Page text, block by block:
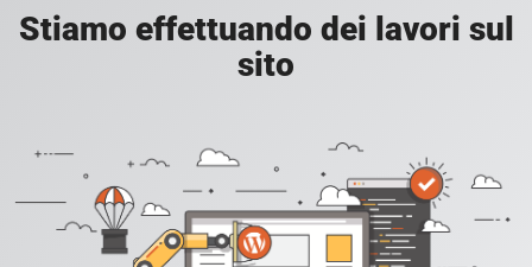
Stiamo effettuando dei lavori sul
sito